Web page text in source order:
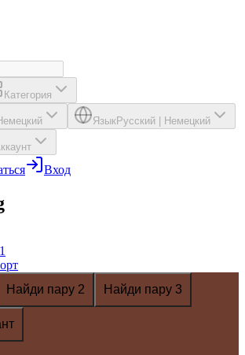
Категория
ЯзыкРусский Немецкий
Вход
Найди пару 2 Найди пару 3